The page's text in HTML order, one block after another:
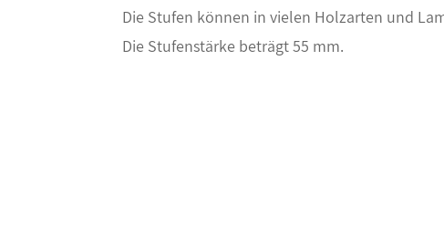
Die Stufen können in vielen Holzarten und
Die Stufenstärke beträgt 55 mm.